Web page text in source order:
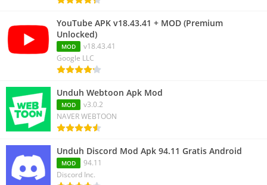
YouTube APK v18.43.41 + MOD (Premium
Unlocked)
MOD
v18.43.41
Google LLC
Unduh Webtoon Apk Mod
MOD
v3.0.2
NAVER WEBTOON
Unduh Discord Mod Apk 94.11 Gratis Android
MOD
94.11
Discord Inc.